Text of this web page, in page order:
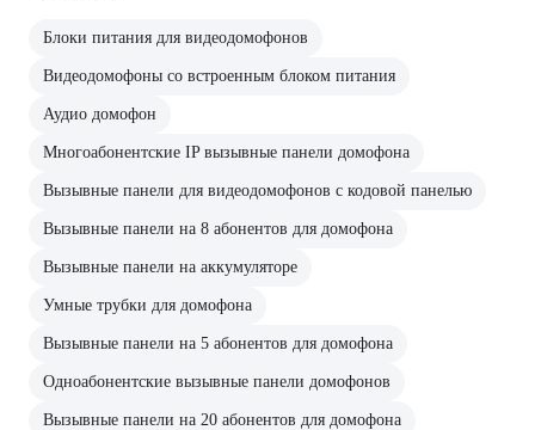
Блоки питания для видеодомофонов
Видеодомофоны со встроенным блоком питания
Аудио домофон
Многоабонентские IP вызывные панели домофона
Вызывные панели для видеодомофонов с кодовой панелью
Вызывные панели на 8 абонентов для домофона
Вызывные панели на аккумуляторе
Умные трубки для домофона
Вызывные панели на 5 абонентов для домофона
Одноабонентские вызывные панели домофонов
Вызывные панели на 20 абонентов для домофона